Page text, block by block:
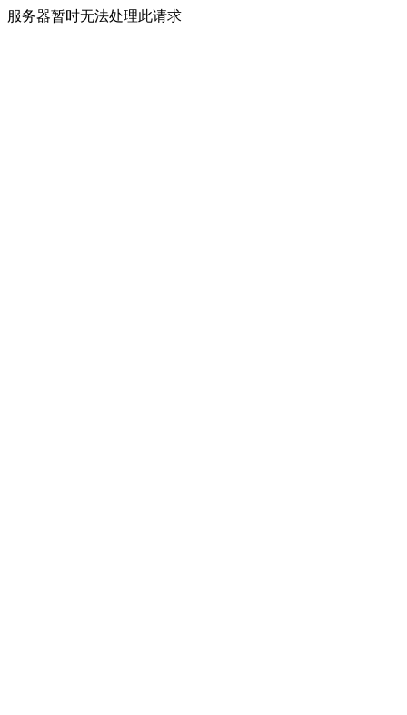
服务器暂时无法处理此请求